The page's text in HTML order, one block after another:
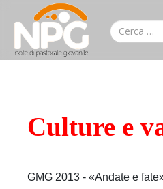
Culture e
GMG 2013 - «Andate e